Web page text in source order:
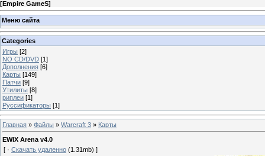
[Empire GameS]
Меню сайта
Categories
Игры [2]
NO CD/DVD [1]
Дополнения [6]
Карты [149]
Патчи [9]
Утилиты [8]
риплеи [1]
Руссификаторы [1]
Главная » Файлы » Warcraft 3 » Карты
EWIX Arena v4.0
[ · Скачать удаленно (1.31mb) ]